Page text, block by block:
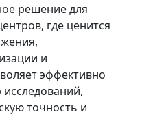
решение для
где ценится
и
эффективно
точность и